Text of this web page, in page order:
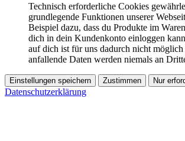
Technisch erforderliche Cookies
grundlegende Funktionen unserer
Beispiel dazu, dass du Produkte im
dich in dein Kundenkonto einloggen
auf dich ist für uns dadurch nicht möglich
anfallende Daten werden niemals an
Einstellungen speichern Zustimmen Nur
Datenschutzerklärung